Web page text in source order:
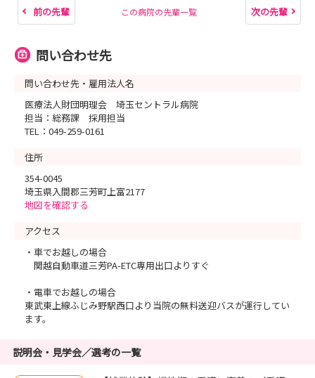
前の先輩 この病院の先輩一覧 次の先輩
問い合わせ先
問い合わせ先・雇用法人名
医療法人財団明理会 埼玉セントラル病院
担当：総務課 採用担当
TEL：049-259-0161
住所
354-0045
埼玉県入間郡三芳町上富2177
地図を確認する
アクセス
・車でお越しの場合
関越自動車道三芳PA-ETC専用出口よりすぐ
・電車でお越しの場合
東武東上線ふじみ野駅西口より当院の無料送迎バスが運行してい
ます。
説明会・見学会／選考の一覧